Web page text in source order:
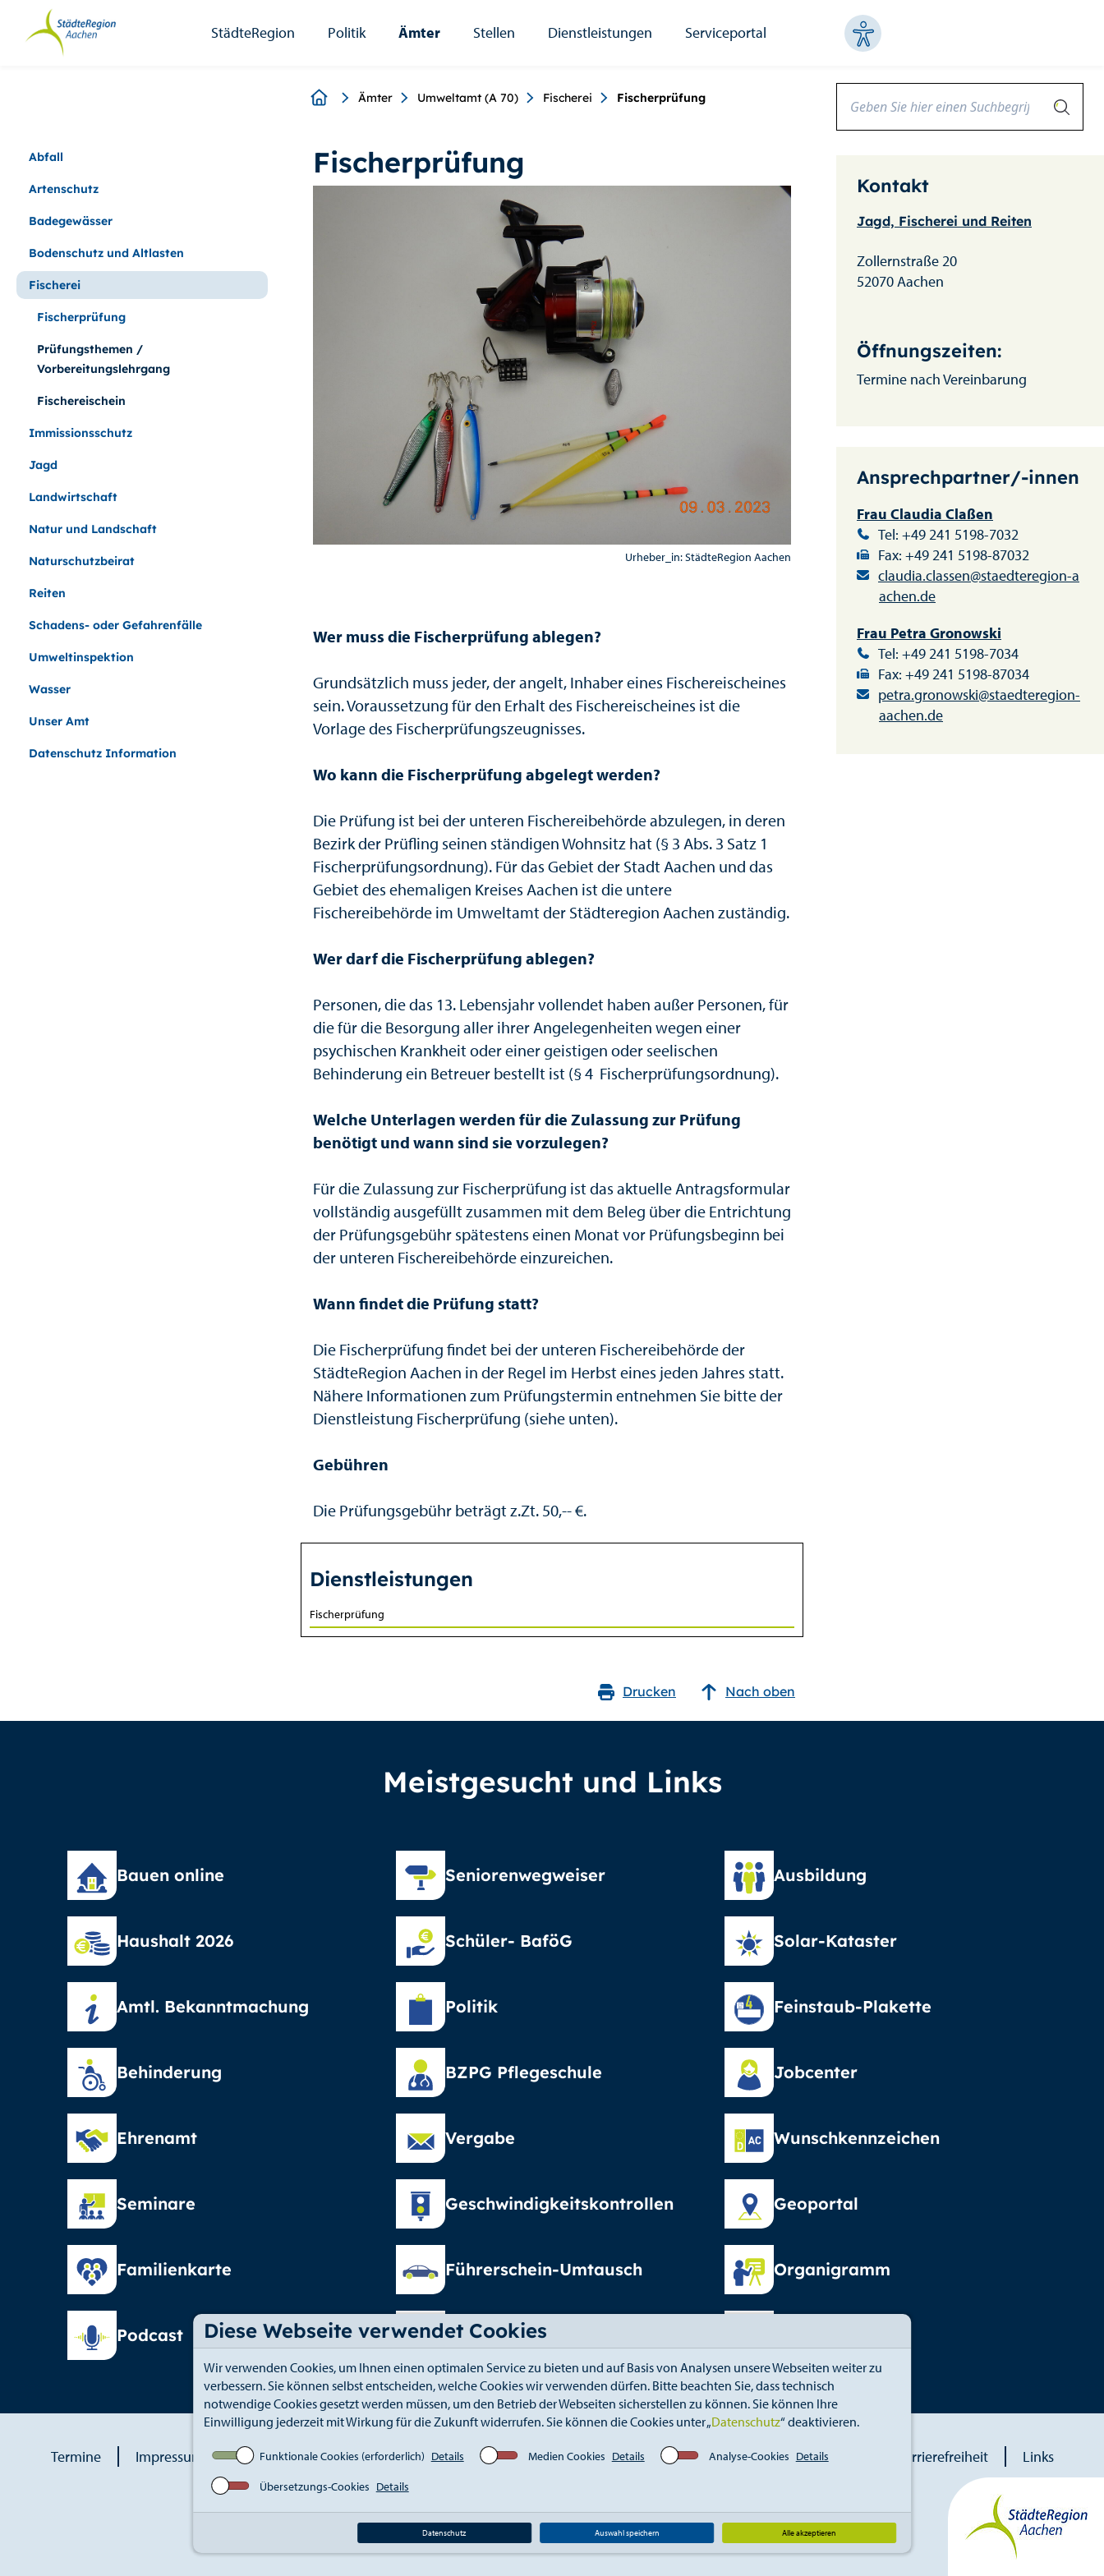
Diese Webseite verwendet Cookies
Wir verwenden Cookies, um Ihnen einen optimalen Service zu bieten und auf Basis von Analysen unsere Webseiten weiter zu
verbessern. Sie können selbst entscheiden, welche Cookies wir verwenden dürfen. Bitte beachten Sie, dass technisch
notwendige Cookies gesetzt werden müssen, um den Betrieb der Webseiten sicherstellen zu können. Sie können Ihre
Einwilligung jederzeit mit Wirkung für die Zukunft widerrufen. Sie können die Cookies unter „Datenschutz“ deaktivieren.
Funktionale Cookies (erforderlich) Details Medien Cookies Details Analyse-Cookies Details
Übersetzungs-Cookies Details
Datenschutz Auswahl speichern Alle akzeptieren
Seiteninhalt.
Hauptnavigation.
StädteRegion
StädteRegion Politik Ämter Stellen Dienstleistungen Serviceportal
Breadcrumb
Ämter Umweltamt (A 70) Fischerei Fischerprüfung
Abfall
Artenschutz
Badegewässer
Bodenschutz und Altlasten
Fischerei
Fischerprüfung
Prüfungsthemen /
Vorbereitungslehrgang
Fischereischein
Immissionsschutz
Jagd
Landwirtschaft
Natur und Landschaft
Naturschutzbeirat
Reiten
Schadens- oder Gefahrenfälle
Umweltinspektion
Wasser
Unser Amt
Datenschutz Information
Fischerprüfung
Urheber_in: StädteRegion Aachen
Wer muss die Fischerprüfung ablegen?
Grundsätzlich muss jeder, der angelt, Inhaber eines Fischereischeines
sein. Voraussetzung für den Erhalt des Fischereischeines ist die
Vorlage des Fischerprüfungszeugnisses.
Wo kann die Fischerprüfung abgelegt werden?
Die Prüfung ist bei der unteren Fischereibehörde abzulegen, in deren
Bezirk der Prüfling seinen ständigen Wohnsitz hat (§ 3 Abs. 3 Satz 1
Fischerprüfungsordnung). Für das Gebiet der Stadt Aachen und das
Gebiet des ehemaligen Kreises Aachen ist die untere
Fischereibehörde im Umweltamt der Städteregion Aachen zuständig.
Wer darf die Fischerprüfung ablegen?
Personen, die das 13. Lebensjahr vollendet haben außer Personen, für
die für die Besorgung aller ihrer Angelegenheiten wegen einer
psychischen Krankheit oder einer geistigen oder seelischen
Behinderung ein Betreuer bestellt ist (§ 4 Fischerprüfungsordnung).
Welche Unterlagen werden für die Zulassung zur Prüfung
benötigt und wann sind sie vorzulegen?
Für die Zulassung zur Fischerprüfung ist das aktuelle Antragsformular
vollständig ausgefüllt zusammen mit dem Beleg über die Entrichtung
der Prüfungsgebühr spätestens einen Monat vor Prüfungsbeginn bei
der unteren Fischereibehörde einzureichen.
Wann findet die Prüfung statt?
Die Fischerprüfung findet bei der unteren Fischereibehörde der
StädteRegion Aachen in der Regel im Herbst eines jeden Jahres statt.
Nähere Informationen zum Prüfungstermin entnehmen Sie bitte der
Dienstleistung Fischerprüfung (siehe unten).
Gebühren
Die Prüfungsgebühr beträgt z.Zt. 50,-- €.
Dienstleistungen
Fischerprüfung
Nach oben
Drucken
Kontakt
Jagd, Fischerei und Reiten
Zollernstraße 20
52070 Aachen
Öffnungszeiten:
Termine nach Vereinbarung
Ansprechpartner/-innen
Frau Claudia Claßen
Tel: +49 241 5198-7032
Fax: +49 241 5198-87032
claudia.classen@staedteregion-a
achen.de
Frau Petra Gronowski
Tel: +49 241 5198-7034
Fax: +49 241 5198-87034
petra.gronowski@staedteregion-
aachen.de
Meistgesucht und Links
Bauen online Seniorenwegweiser Ausbildung
Haushalt 2026 Schüler- BaföG Solar-Kataster
Amtl. Bekanntmachung Politik Feinstaub-Plakette
Behinderung BZPG Pflegeschule Jobcenter
Ehrenamt Vergabe Wunschkennzeichen
Seminare Geschwindigkeitskontrollen Geoportal
Familienkarte Führerschein-Umtausch Organigramm
Podcast Elterngeld
Termine Impressum Datenschutz Anfahrt Kontakt Elektronischer Zugang Whistleblower Erklärung zur Barrierefreiheit Links